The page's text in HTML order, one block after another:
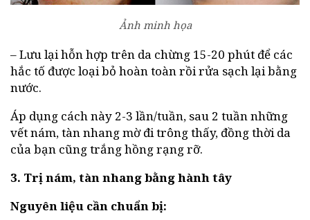
Ảnh minh họa
– Lưu lại hỗn hợp trên da chừng 15-20 phút để các
hắc tố được loại bỏ hoàn toàn rồi rửa sạch lại bằng
nước.
Áp dụng cách này 2-3 lần/tuần, sau 2 tuần những
vết nám, tàn nhang mờ đi trông thấy, đồng thời da
của bạn cũng trắng hồng rạng rỡ.
3. Trị nám, tàn nhang bằng hành tây
Nguyên liệu cần chuẩn bị: